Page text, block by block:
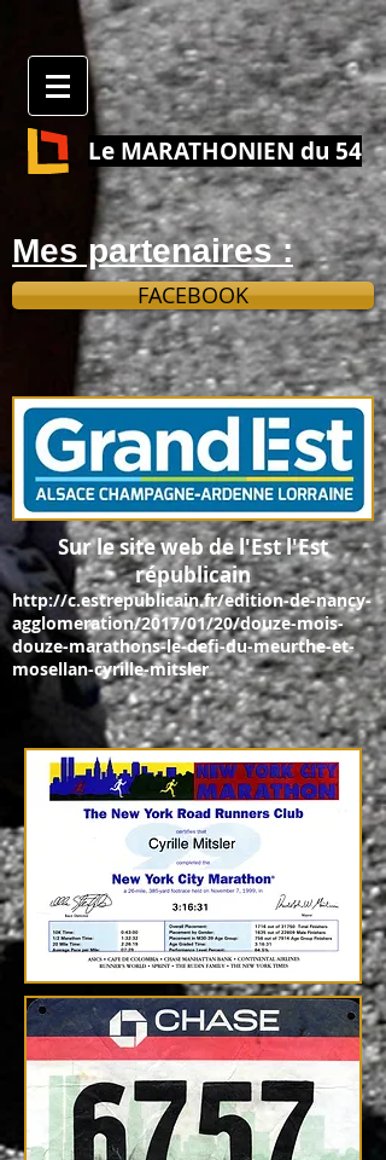
Le MARATHONIEN du 54
Mes partenaires :
FACEBOOK
Sur le site web de l'Est l'Est
républicain
http://c.estrepublicain.fr/edition-de-nancy-
agglomeration/2017/01/20/douze-mois-
douze-marathons-le-defi-du-meurthe-et-
mosellan-cyrille-mitsler